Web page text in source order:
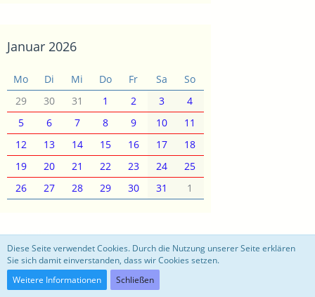
Januar 2026
Mo Di Mi Do Fr Sa
So
29
30 31 1 2 3
4
5
6 7 8 9 10
11
12
13 14 15 16 17
18
19
20 21 22 23 24
25
26
27 28 29 30 31 1
motoblog
Community-Software:
Diese Seite verwendet Cookies. Durch die Nutzung unserer Seite erklären
Sie sich damit einverstanden, dass wir Cookies setzen.
Weitere Informationen
Schließen